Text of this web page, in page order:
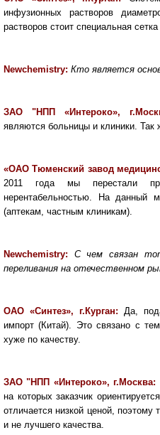
инфузионных растворов
растворов стоит специальная
Newchemistry: Кто является
ЗАО "НПП «Интероко»,
являются больницы и клиники. Так
«ОАО Тюменский завод
2011 года мы перестали
нерентабельностью. На данный
(аптекам, частным клиникам).
Newchemistry: С чем связан
переливания на отечественном
ОАО «Синтез», г.Курган: Да,
импорт (Китай). Это связано с
хуже по качеству.
ЗАО "НПП «Интероко», г.Москва:
на которых заказчик
отличается низкой ценой,
и не лучшего качества.